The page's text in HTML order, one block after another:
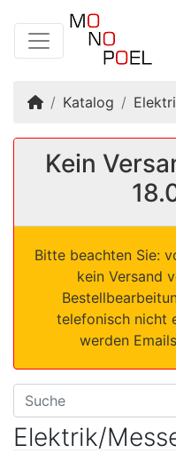
Startseite
Katalog
Kein
Bitte beachten Sie:
kein Versand
telefonisch nicht
werden
Elektrik/